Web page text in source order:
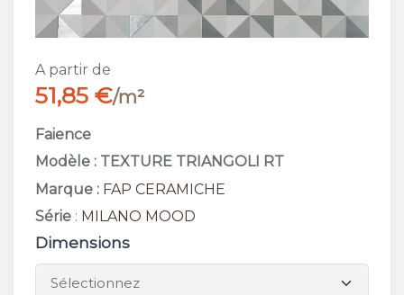
A partir de
51,85 €/m²
Faience
Modèle : TEXTURE TRIANGOLI RT
Marque : FAP CERAMICHE
Série : MILANO MOOD
Dimensions